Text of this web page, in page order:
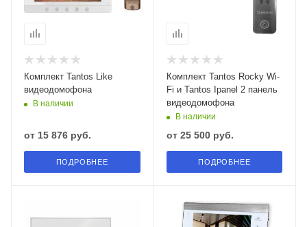
Комплект Tantos Like
видеодомофона
В наличии
от 15 876 руб.
ПОДРОБНЕЕ
Комплект Tantos Rocky Wi-
Fi и Tantos Ipanel 2 панель
видеодомофона
В наличии
от 25 500 руб.
ПОДРОБНЕЕ